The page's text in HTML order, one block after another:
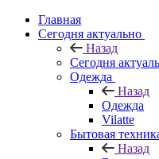
Главная
Сегодня актуально
Назад
Сегодня
Одежда
Назад
Одежда
Vilatte
Бытовая
Назад